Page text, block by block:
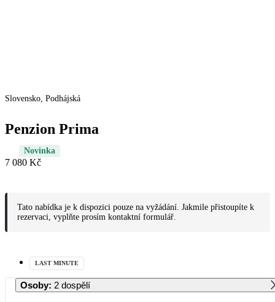
Slovensko, Podhájská
Penzion Prima
Novinka
7 080 Kč
Tato nabídka je k dispozici pouze na vyžádání. Jakmile přistoupíte k
rezervaci, vyplňte prosím kontaktní formulář.
LAST MINUTE
Osoby: 2 dospělí